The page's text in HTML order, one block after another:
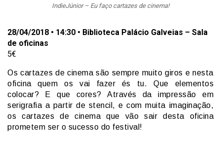
IndieJúnior – Eu faço cartazes de cinema!
28/04/2018 • 14:30 • Biblioteca Palácio Galveias – Sala
de oficinas
5€
Os cartazes de cinema são sempre muito giros e nesta
oficina quem os vai fazer és tu. Que elementos
colocar? E que cores? Através da impressão em
serigrafia a partir de stencil, e com muita imaginação,
os cartazes de cinema que vão sair desta oficina
prometem ser o sucesso do festival!